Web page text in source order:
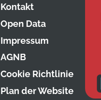
Kontakt
Open Data
Impressum
AGNB
Cookie Richtlinie
Plan der Website